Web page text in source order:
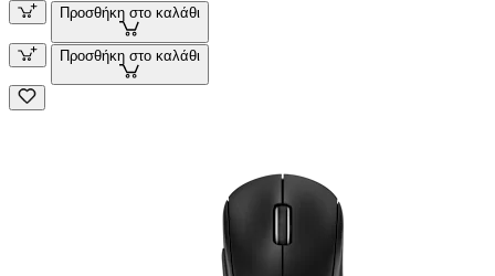
Προσθήκη στο καλάθι
Προσθήκη στο καλάθι